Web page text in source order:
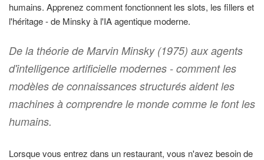
humains. Apprenez comment fonctionnent les slots, les fillers et
l'héritage - de Minsky à l'IA agentique moderne.
De la théorie de Marvin Minsky (1975) aux agents
d'intelligence artificielle modernes - comment les
modèles de connaissances structurés aident les
machines à comprendre le monde comme le font les
humains.
Lorsque vous entrez dans un restaurant, vous n'avez besoin de